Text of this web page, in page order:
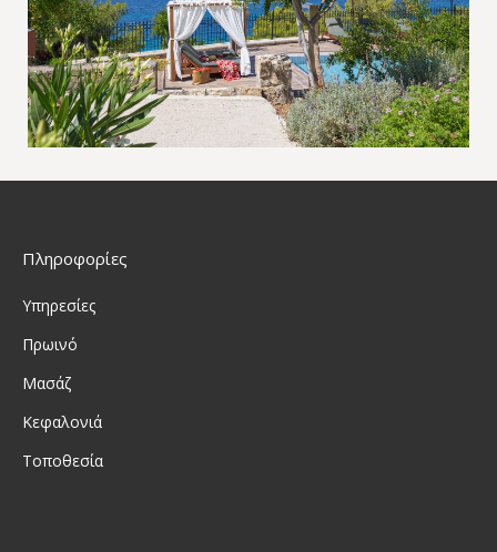
Πληροφορίες
Υπηρεσίες
Πρωινό
Μασάζ
Κεφαλονιά
Τοποθεσία